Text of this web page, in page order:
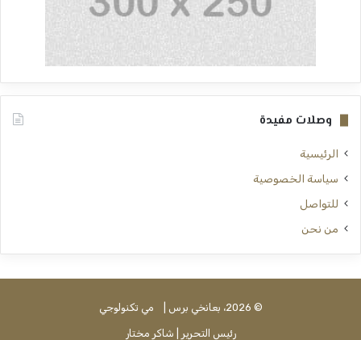
وصلات مفيدة
الرئيسية
سياسة الخصوصية
للتواصل
من نحن
© 2026، بعانخي برس | مي تكنولوجي
رئيس التحرير | شاكر مختار